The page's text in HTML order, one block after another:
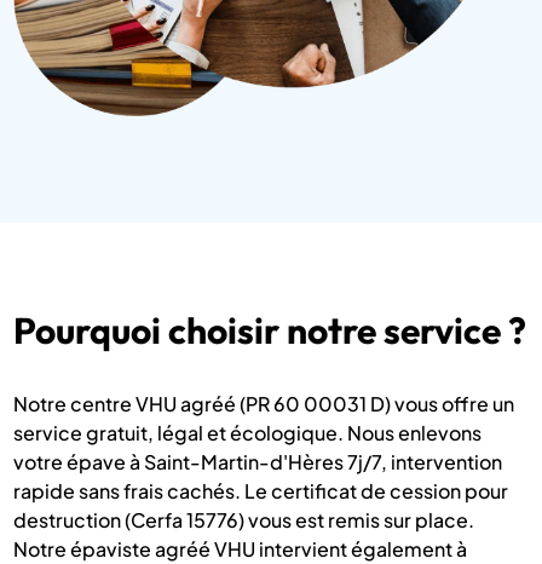
Pourquoi choisir notre service ?
Notre centre VHU agréé (PR 60 00031 D) vous offre un
service gratuit, légal et écologique. Nous enlevons
votre épave à Saint-Martin-d'Hères 7j/7, intervention
rapide sans frais cachés. Le certificat de cession pour
destruction (Cerfa 15776) vous est remis sur place.
Notre épaviste agréé VHU intervient également à